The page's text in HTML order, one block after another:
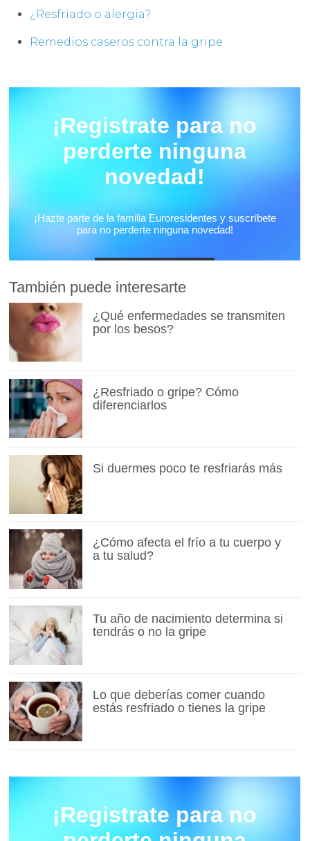
¿Resfriado o alergia?
Remedios caseros contra la gripe
También puede interesarte
¿Qué enfermedades se transmiten
por los besos?
¿Resfriado o gripe? Cómo
diferenciarlos
Si duermes poco te resfriarás más
¿Cómo afecta el frío a tu cuerpo y
a tu salud?
Tu año de nacimiento determina si
tendrás o no la gripe
Lo que deberías comer cuando
estás resfriado o tienes la gripe